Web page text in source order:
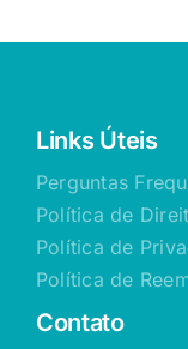
Links Úteis
Perguntas
Política de
Política de
Política de
Contato